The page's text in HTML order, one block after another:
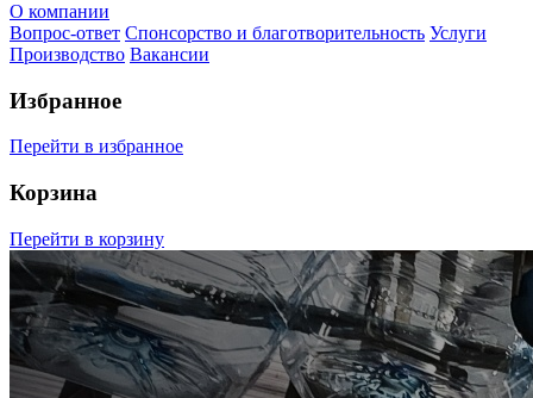
О компании
Вопрос-ответ Спонсорство и благотворительность Услуги
Производство Вакансии
Избранное
Перейти в избранное
Корзина
Перейти в корзину